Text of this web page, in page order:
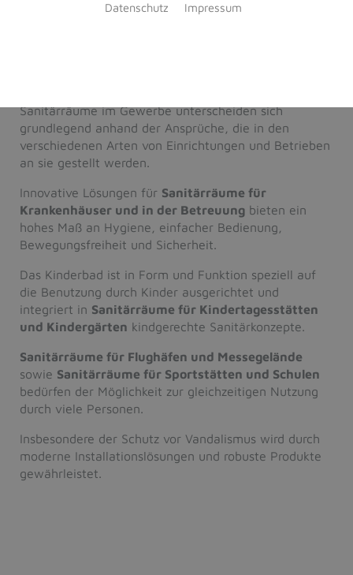
GEWERBLICHE
Sanitärräume im Gewerbe unterscheiden sich
grundlegend anhand der Ansprüche, die in den
verschiedenen Arten von Einrichtungen und Betrieben
an sie gestellt werden.
Innovative Lösungen für Sanitärräume für
Krankenhäuser und in der Betreuung bieten ein
hohes Maß an Hygiene, einfacher Bedienung,
Bewegungsfreiheit und Sicherheit.
Das Kinderbad ist in Form und Funktion speziell auf
die Benutzung durch Kinder ausgerichtet und
integriert in Sanitärräume für Kindertagesstätten
und Kindergärten kindgerechte Sanitärkonzepte.
Sanitärräume für Flughäfen und Messegelände
sowie Sanitärräume für Sportstätten und Schulen
bedürfen der Möglichkeit zur gleichzeitigen Nutzung
durch viele Personen.
Insbesondere der Schutz vor Vandalismus wird durch
moderne Installationslösungen und robuste Produkte
gewährleistet.
Datenschutz Impressum